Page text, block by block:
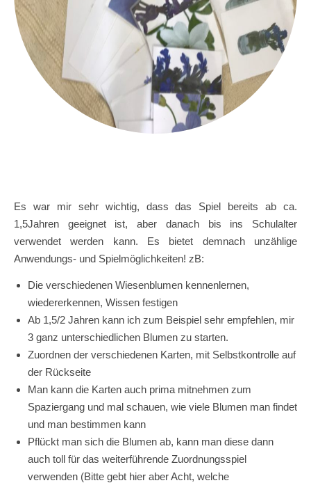
Es war mir sehr wichtig, dass das Spiel bereits ab ca.
1,5Jahren geeignet ist, aber danach bis ins Schulalter
verwendet werden kann. Es bietet demnach unzählige
Anwendungs- und Spielmöglichkeiten! zB:
Die verschiedenen Wiesenblumen kennenlernen,
wiedererkennen, Wissen festigen
Ab 1,5/2 Jahren kann ich zum Beispiel sehr empfehlen, mir
3 ganz unterschiedlichen Blumen zu starten.
Zuordnen der verschiedenen Karten, mit Selbstkontrolle auf
der Rückseite
Man kann die Karten auch prima mitnehmen zum
Spaziergang und mal schauen, wie viele Blumen man findet
und man bestimmen kann
Pflückt man sich die Blumen ab, kann man diese dann
auch toll für das weiterführende Zuordnungsspiel
verwenden (Bitte gebt hier aber Acht, welche